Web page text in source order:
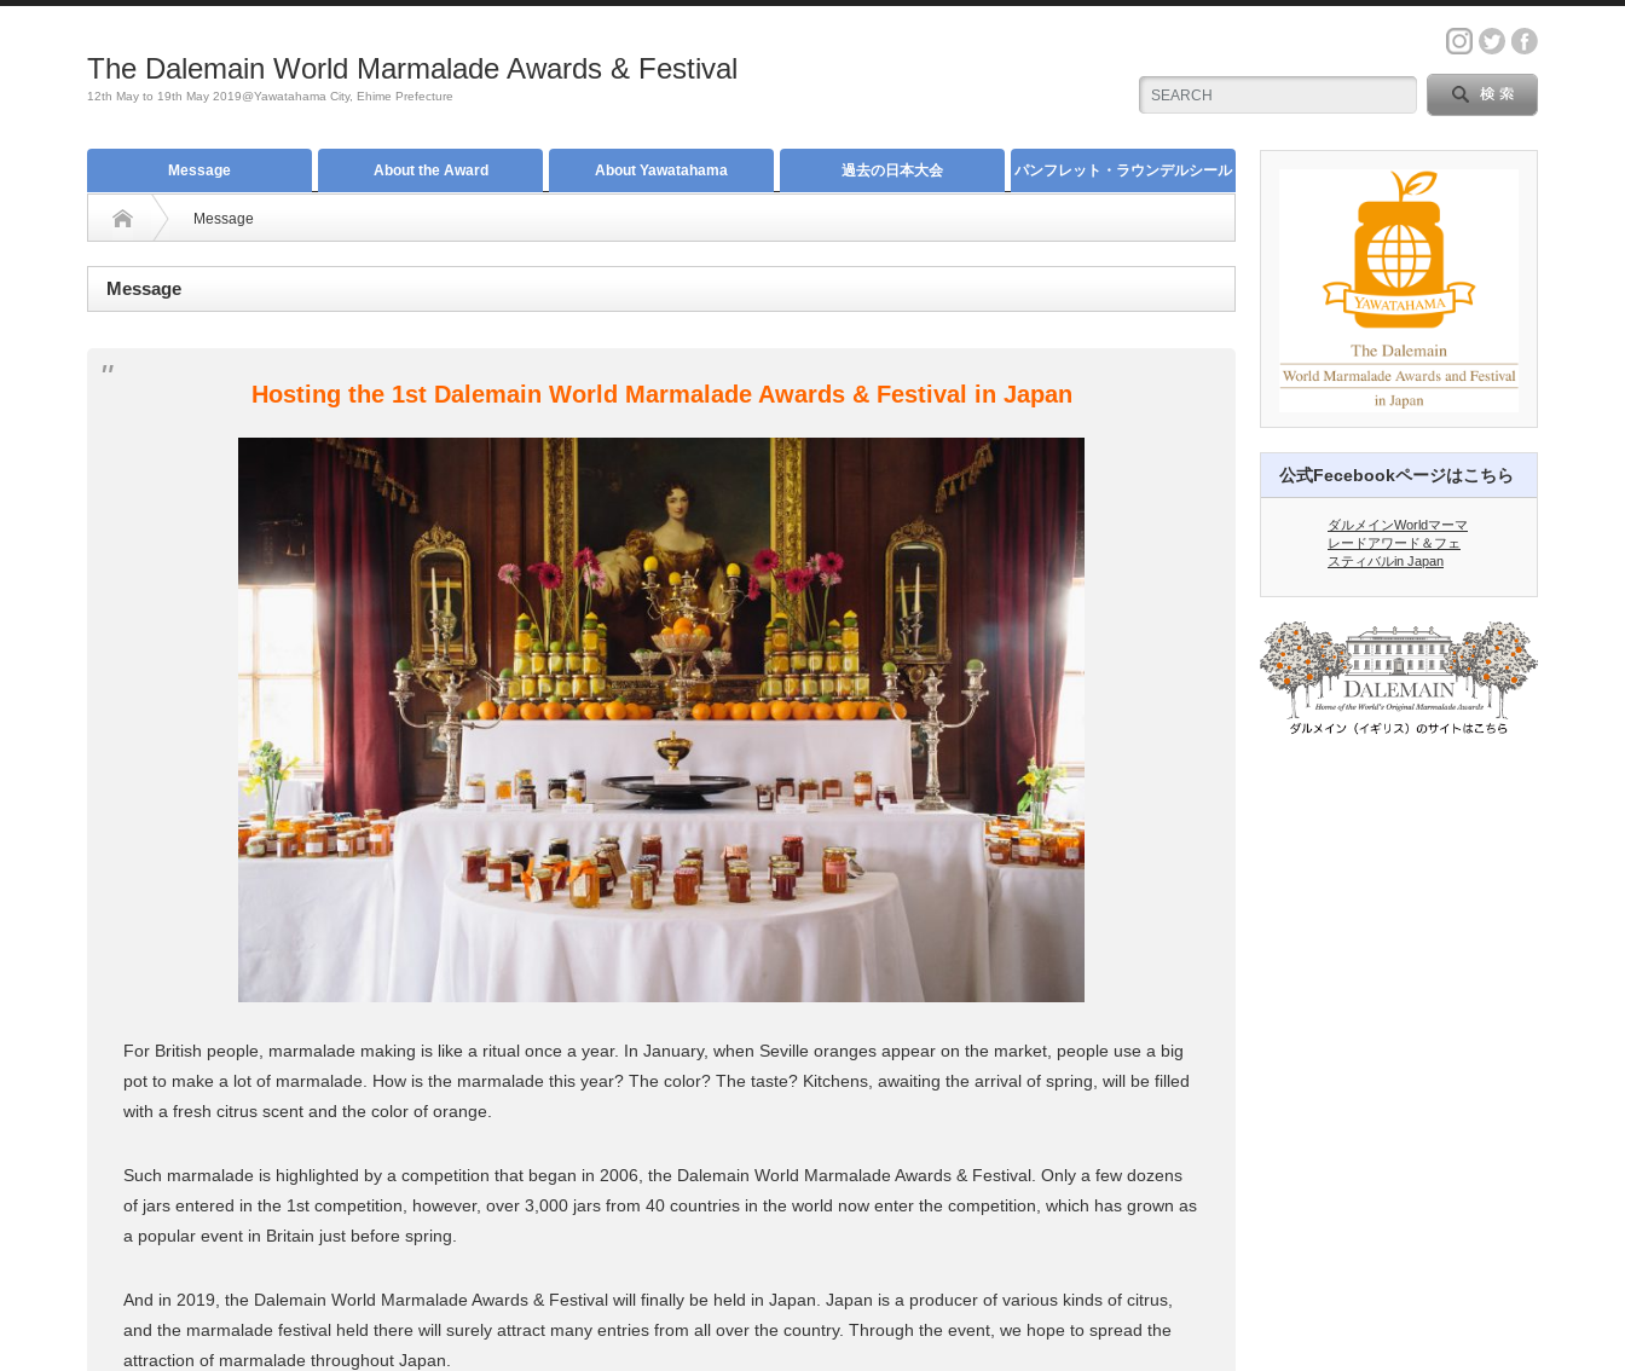
The Dalemain World Marmalade Awards & Festival
12th May to 19th May 2019@Yawatahama City, Ehime Prefecture
Message About the Award About Yawatahama 過去の日本大会 パンフレット・ラウンデルシール
Message
Message
Hosting the 1st Dalemain World Marmalade Awards & Festival in Japan
For British people, marmalade making is like a ritual once a year. In January, when Seville oranges appear on the market, people use a big
pot to make a lot of marmalade. How is the marmalade this year? The color? The taste? Kitchens, awaiting the arrival of spring, will be filled
with a fresh citrus scent and the color of orange.
Such marmalade is highlighted by a competition that began in 2006, the Dalemain World Marmalade Awards & Festival. Only a few dozens
of jars entered in the 1st competition, however, over 3,000 jars from 40 countries in the world now enter the competition, which has grown as
a popular event in Britain just before spring.
And in 2019, the Dalemain World Marmalade Awards & Festival will finally be held in Japan. Japan is a producer of various kinds of citrus,
and the marmalade festival held there will surely attract many entries from all over the country. Through the event, we hope to spread the
attraction of marmalade throughout Japan.
公式Fecebookページはこちら
ダルメインWorldマーマ
レードアワード＆フェ
スティバルin Japan